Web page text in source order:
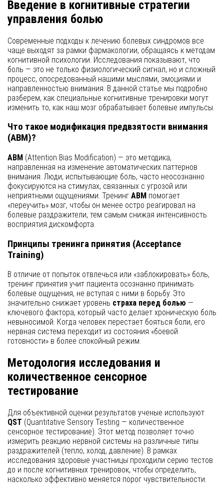
Введение в когнитивные стратегии
управления болью
Современные подходы к лечению болевых синдромов все
чаще выходят за рамки фармакологии, обращаясь к методам
когнитивной психологии. Исследования показывают, что
боль — это не только физиологический сигнал, но и сложный
процесс, опосредованный нашими мыслями, эмоциями и
направленностью внимания. В данной статье мы подробно
разберем, как специальные когнитивные тренировки могут
изменить то, как наш мозг обрабатывает болевые импульсы.
Что такое модификация предвзятости внимания
(ABM)?
ABM (Attention Bias Modification) — это методика,
направленная на изменение автоматических паттернов
внимания. Люди, испытывающие боль, часто неосознанно
фокусируются на стимулах, связанных с угрозой или
неприятными ощущениями. Тренинг ABM помогает
«переучить» мозг, чтобы он менее остро реагировал на
болевые раздражители, тем самым снижая интенсивность
восприятия дискомфорта.
Принципы тренинга принятия (Acceptance
Training)
В отличие от попыток отвлечься или «заблокировать» боль,
тренинг принятия учит пациента осознанно принимать
болевые ощущения, не вступая с ними в борьбу. Это
значительно снижает уровень страха перед болью —
ключевого фактора, который часто делает хроническую боль
невыносимой. Когда человек перестает бояться боли, его
нервная система переходит из состояния «боевой
готовности» в более спокойный режим.
Методология исследования и
количественное сенсорное
тестирование
Для объективной оценки результатов ученые используют
QST (Quantitative Sensory Testing — количественное
сенсорное тестирование). Этот метод позволяет точно
измерить реакцию нервной системы на различные типы
раздражителей (тепло, холод, давление). В рамках
исследования здоровые участницы проходили серию тестов
до и после когнитивных тренировок, чтобы определить,
насколько эффективно меняется порог чувствительности.